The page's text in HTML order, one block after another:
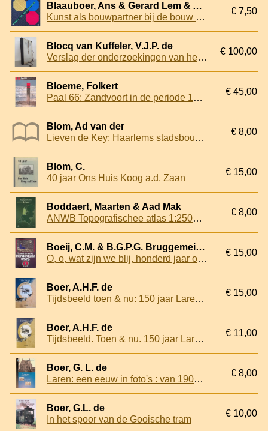
Blaauboer, Ans & Gerard Lem & André Maassen
Kunst als bouwpartner bij de bouw van het raadhuis van Amstelveen
€ 7,50
Blocq van Kuffeler, V.J.P. de
Verslag der onderzoekingen van het bureau voor het opmaken van een meer uitgewerkt plan met begrooting voor den aanleg van een gedeelte van de afsluiting der Zuiderzee en indijking en droogmaking van de Wieringermeer
€ 100,00
Bloeme, Folkert
Paal 66: Zandvoort in de periode 1850-1950
€ 45,00
Blom, Ad van der
Lieven de Key: Haarlems stadsbouwmeester: een Vlaamse emigrant en zijn rijke nalatenschap
€ 8,00
Blom, C.
40 jaar Ons Huis Koog a.d. Zaan
€ 15,00
Boddaert, Maarten & Aad Mak
ANWB Topografischee atlas 1:25000 Noord-Holland
€ 8,00
Boeij, C.M. & B.G.P.G. Bruggemeijer - en anderen
O, o, wat zijn we blij, honderd jaar onvrij
€ 15,00
Boer, A.H.F. de
Tijdsbeeld toen & nu: 150 jaar Laren 1850-2000
€ 15,00
Boer, A.H.F. de
Tijdsbeeld. Toen & nu. 150 jaar Laren. Laren 1850-2000
€ 11,00
Boer, G. L. de
Laren: een eeuw in foto's : van 1900 tot 1999
€ 8,00
Boer, G.L. de
In het spoor van de Gooische tram
€ 10,00